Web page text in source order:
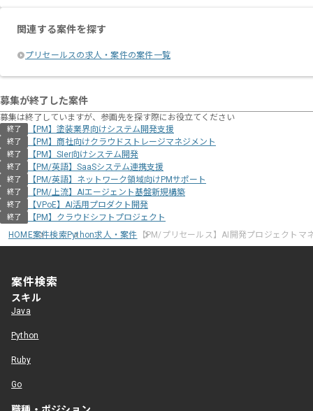
関連する案件を探す
プリセールスの求人・案件の案件一覧
募集が終了した案件
募集は終了していますが、参画先を探す際にお役立てください
終了 【PM】塗装業界向けシステム開発支援
終了 【PM】商社向けクラウドストレージマネジメント
終了 【PM】SIer向けシステム開発
終了 【PM/英語】SaaSシステム連携支援
終了 【PM/英語】ネットワーク領域向けPMサポート
終了 【PM/上流】AIエージェント基盤新規構築
終了 【VPoE】AI活用プロダクト開発
終了
【PM】クラウドシフトプロジェクト
HOME案件検索Python求人・案件 【PM/プリセールス】AI開発プロジェクトマ
案件検索
スキル
Java
Python
Ruby
Go